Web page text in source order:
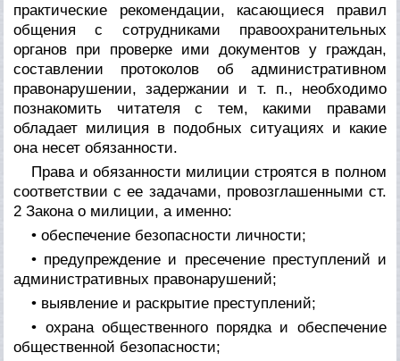
практические рекомендации, касающиеся правил
общения с сотрудниками правоохранительных
органов при проверке ими документов у граждан,
составлении протоколов об административном
правонарушении, задержании и т. п., необходимо
познакомить читателя с тем, какими правами
обладает милиция в подобных ситуациях и какие
она несет обязанности.
Права и обязанности милиции строятся в полном
соответствии с ее задачами, провозглашенными ст.
2 Закона о милиции, а именно:
• обеспечение безопасности личности;
• предупреждение и пресечение преступлений и
административных правонарушений;
• выявление и раскрытие преступлений;
• охрана общественного порядка и обеспечение
общественной безопасности;